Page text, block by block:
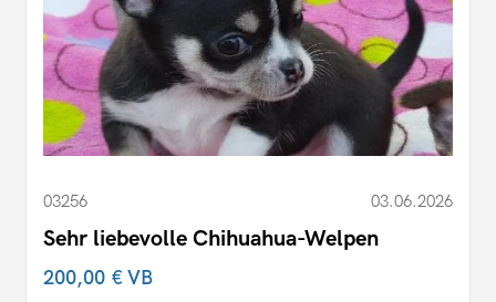
03256 03.06.2026
Sehr liebevolle Chihuahua-Welpen
200,00 €VB